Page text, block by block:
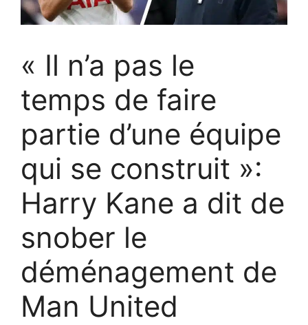
« Il n’a pas le
temps de faire
partie d’une équipe
qui se construit »:
Harry Kane a dit de
snober le
déménagement de
Man United